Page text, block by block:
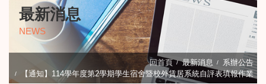
最新消息
NEWS
回首頁 最新消息
系辦公告
【通知】114學年度第2學期學生宿舍暨校外賃居系統自評表填報作業